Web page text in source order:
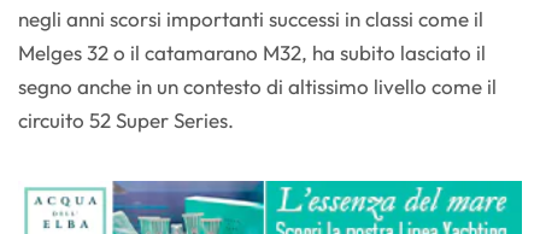
negli anni scorsi importanti successi in classi come il
Melges 32 o il catamarano M32, ha subito lasciato il
segno anche in un contesto di altissimo livello come il
circuito 52 Super Series.